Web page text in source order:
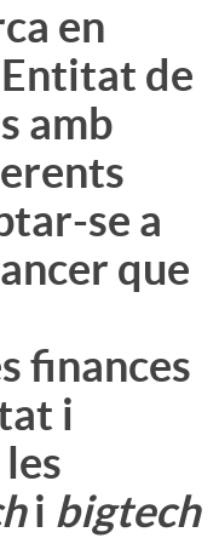
en
de
amb
se a
que
finances
i
i bigtech